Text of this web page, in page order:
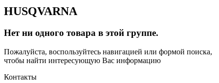
HUSQVARNA
Нет ни одного товара в этой группе.
Пожалуйста, воспользуйтесь навигацией или формой поиска,
чтобы найти интересующую Вас информацию
Контакты